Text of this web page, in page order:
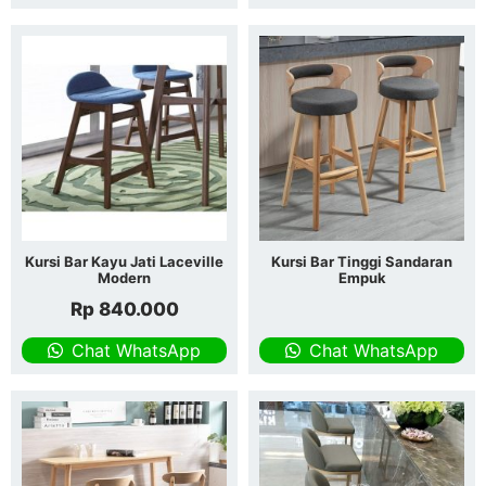
Kursi Bar Kayu Jati Laceville
Modern
Rp840.000
Chat WhatsApp
Kursi Bar Tinggi Sandaran
Empuk
Chat WhatsApp